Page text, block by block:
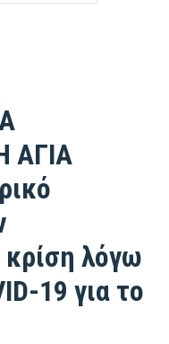
ΑΓΙΑ
λόγω
19 για το